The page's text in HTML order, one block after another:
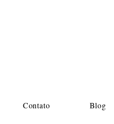
Contato Blog